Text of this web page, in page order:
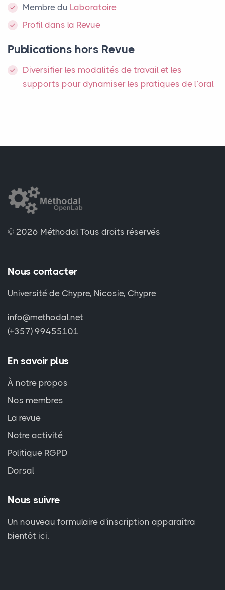
Membre du Laboratoire
Profil dans la Revue
Publications hors Revue
Diversifier les modalités de travail et les
supports pour dynamiser les pratiques de l’oral
© 2026 Méthodal Tous droits réservés
Nous contacter
Université de Chypre, Nicosie, Chypre
info@methodal.net
(+357) 99455101
En savoir plus
À notre propos
Nos membres
La revue
Notre activité
Politique RGPD
Dorsal
Nous suivre
Un nouveau formulaire d'inscription apparaîtra
bientôt ici.